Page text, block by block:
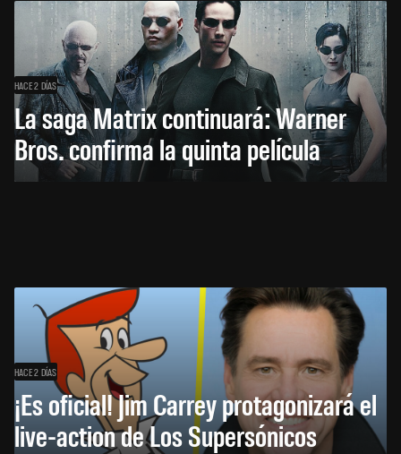
HACE 2 DÍAS
La saga Matrix continuará: Warner
Bros. confirma la quinta película
HACE 2 DÍAS
¡Es oficial! Jim Carrey protagonizará el
live-action de Los Supersónicos